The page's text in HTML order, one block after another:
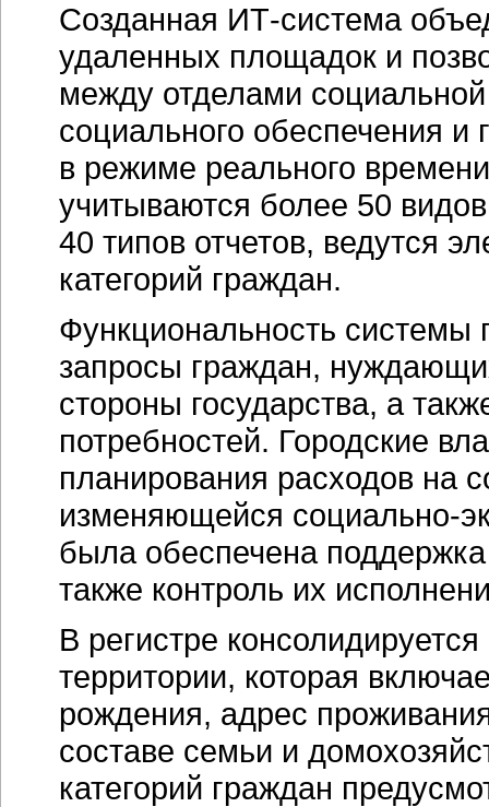
Созданная ИТ-система
удаленных площадок и
между отделами
социального обеспечения
в режиме реального
учитываются более 50
40 типов отчетов, ведутся
категорий граждан.
Функциональность системы
запросы граждан,
стороны государства, а
потребностей. Городские
планирования расходов на
изменяющейся социально-
была обеспечена
также контроль их
В регистре
территории, которая
рождения, адрес
составе семьи и
категорий граждан